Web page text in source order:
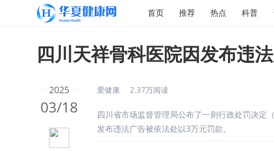
首页 推荐 热点 科普
四川天祥骨科医院因发布违
2025
03/18
爱健康 2.37万阅读
四川省市场监督管理局公布了一则行政处罚决定
发布违法广告被依法处以3万元罚款。